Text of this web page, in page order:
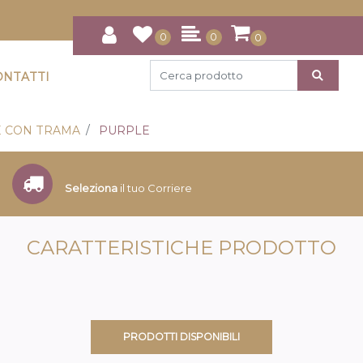
0 0 0
CON TRAMA PURPLE
Seleziona il tuo Corriere
CARATTERISTICHE PRODOTTO
PRODOTTI DISPONIBILI